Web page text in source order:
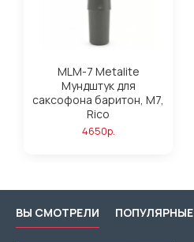
MLM-7 Metalite
Мундштук для
саксофона баритон, М7,
Rico
4650р.
ВЫ СМОТРЕЛИ ПОПУЛЯРНЫЕ